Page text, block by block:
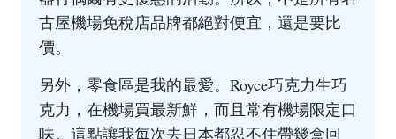
古屋機場免稅店品牌都絕對便宜，還是要比
價。
另外，零食區是我的最愛。Royce巧克力生巧
克力，在機場買最新鮮，而且常有機場限定口
味。這點讓我每次去日本都忍不住帶幾盒回